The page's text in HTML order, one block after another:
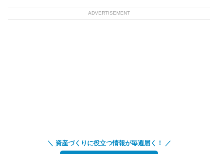
ADVERTISEMENT
＼ 資産づくりに役立つ情報が毎週届く！ ／